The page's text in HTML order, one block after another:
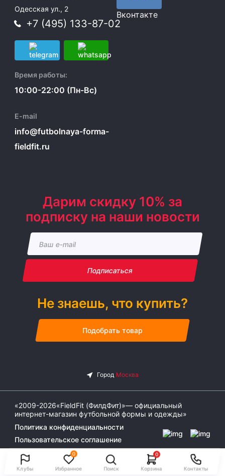
Клубы
0
Избранное Поиск
0
Корзина Контакты
Одесская ул., 2
+7 (495) 133-87-02
Время работы:
10:00-22:00 (Пн-Вс)
E-mail
info@futbolnaya-forma-
fieldfit.ru
Вконтакте
Дарим скидку 10% за
подписку на наши новости
Подписаться
Не знаешь, что купить?
Подобрать товар
«2009-2026«FieldFit (ФилдФит)»— официальный
интернет-магазин футбольной формы и одежды»
Политика конфиденциальности
Пользовательское соглашение